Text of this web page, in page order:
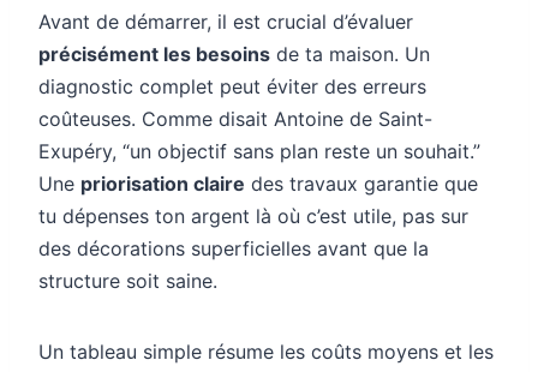
Avant de démarrer, il est crucial d’évaluer
précisément les besoins de ta maison. Un
diagnostic complet peut éviter des erreurs
coûteuses. Comme disait Antoine de Saint-
Exupéry, “un objectif sans plan reste un souhait.”
Une priorisation claire des travaux garantie que
tu dépenses ton argent là où c’est utile, pas sur
des décorations superficielles avant que la
structure soit saine.
Un tableau simple résume les coûts moyens et les